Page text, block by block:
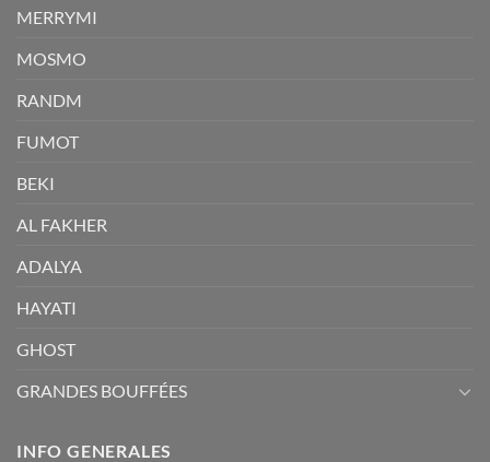
MERRYMI
MOSMO
RANDM
FUMOT
BEKI
AL FAKHER
ADALYA
HAYATI
GHOST
GRANDES BOUFFÉES
INFO GENERALES